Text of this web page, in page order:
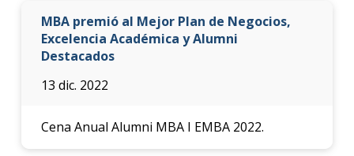
MBA premió al Mejor Plan de Negocios,
Excelencia Académica y Alumni
Destacados
13 dic. 2022
Cena Anual Alumni MBA I EMBA 2022.